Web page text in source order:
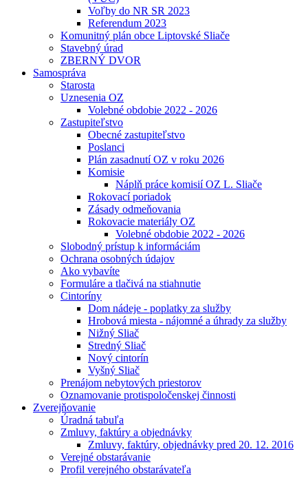
Voľby do NR SR 2023
Referendum 2023
Komunitný plán obce Liptovské Sliače
Stavebný úrad
ZBERNÝ DVOR
Samospráva
Starosta
Uznesenia OZ
Volebné obdobie 2022 - 2026
Zastupiteľstvo
Obecné zastupiteľstvo
Poslanci
Plán zasadnutí OZ v roku 2026
Komisie
Náplň práce komisií OZ L. Sliače
Rokovací poriadok
Zásady odmeňovania
Rokovacie materiály OZ
Volebné obdobie 2022 - 2026
Slobodný prístup k informáciám
Ochrana osobných údajov
Ako vybavíte
Formuláre a tlačivá na stiahnutie
Cintoríny
Dom nádeje - poplatky za služby
Hrobová miesta - nájomné a úhrady za služby
Nižný Sliač
Stredný Sliač
Nový cintorín
Vyšný Sliač
Prenájom nebytových priestorov
Oznamovanie protispoločenskej činnosti
Zverejňovanie
Úradná tabuľa
Zmluvy, faktúry a objednávky
Zmluvy, faktúry, objednávky pred 20. 12. 2016
Verejné obstarávanie
Profil verejného obstarávateľa